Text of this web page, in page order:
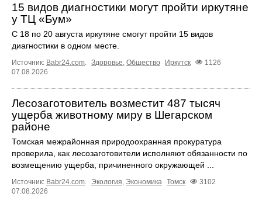
15 видов диагностики могут пройти иркутяне
у ТЦ «Бум»
С 18 по 20 августа иркутяне смогут пройти 15 видов
диагностики в одном месте.
Источник: Babr24.com Здоровье Общество Иркутск
1126
07.08.2026
Лесозаготовитель возместит 487 тысяч
ущерба животному миру в Шегарском
районе
Томская межрайонная природоохранная прокуратура
проверила, как лесозаготовители исполняют обязанности по
возмещению ущерба, причиненного окружающей ...
Источник: Babr24.com Экология Экономика Томск
3102
07.08.2026